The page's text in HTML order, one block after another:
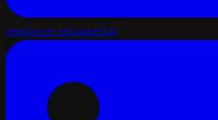
(ανοίγει σε νέα καρτέλα)